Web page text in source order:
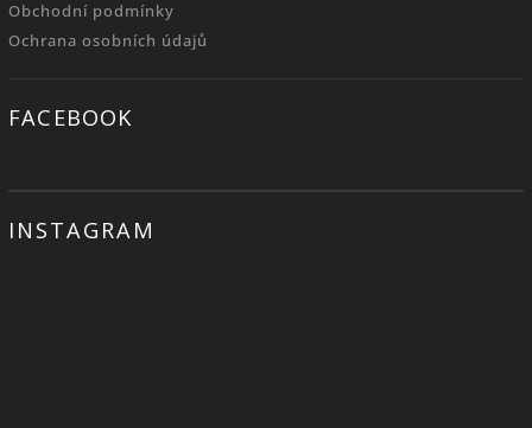
Obchodní podmínky
Ochrana osobních údajů
FACEBOOK
INSTAGRAM